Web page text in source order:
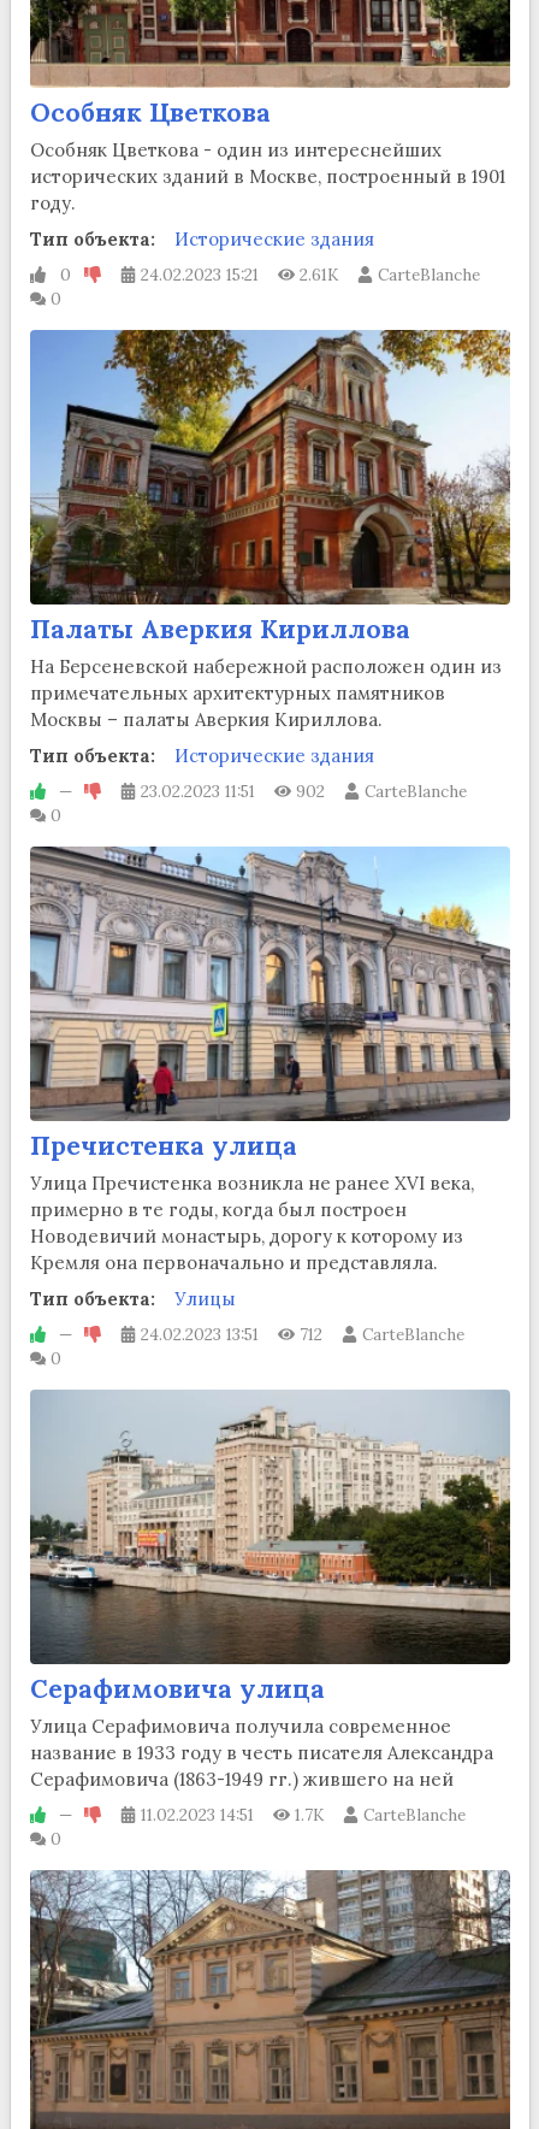
Особняк Цветкова
Особняк Цветкова - один из интереснейших
исторических зданий в Москве, построенный в 1901
году.
Тип объекта:
Исторические здания
0 24.02.2023 15:21 2.61K
CarteBlanche
0
Палаты Аверкия Кириллова
На Берсеневской набережной расположен один из
примечательных архитектурных памятников
Москвы – палаты Аверкия Кириллова.
Тип объекта:
Исторические здания
— 23.02.2023 11:51 902
CarteBlanche
0
Пречистенка улица
Улица Пречистенка возникла не ранее XVI века,
примерно в те годы, когда был построен
Новодевичий монастырь, дорогу к которому из
Кремля она первоначально и представляла.
Тип объекта:
Улицы
— 24.02.2023 13:51 712
CarteBlanche
0
Серафимовича улица
Улица Серафимовича получила современное
название в 1933 году в честь писателя Александра
Серафимовича (1863-1949 гг.) жившего на ней
— 11.02.2023 14:51 1.7K
CarteBlanche
0